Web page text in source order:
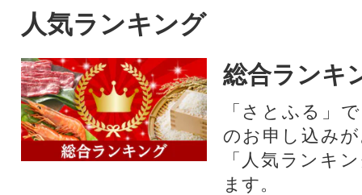
人気ランキング
総合ランキ
「さとふる」
のお申し込み
「人気ランキ
ます。